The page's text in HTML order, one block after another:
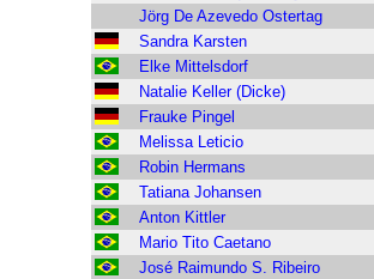
Jörg De Azevedo Ostertag
Sandra Karsten
Elke Mittelsdorf
Natalie Keller (Dicke)
Frauke Pingel
Melissa Leticio
Robin Hermans
Tatiana Johansen
Anton Kittler
Mario Tito Caetano
José Raimundo S. Ribeiro